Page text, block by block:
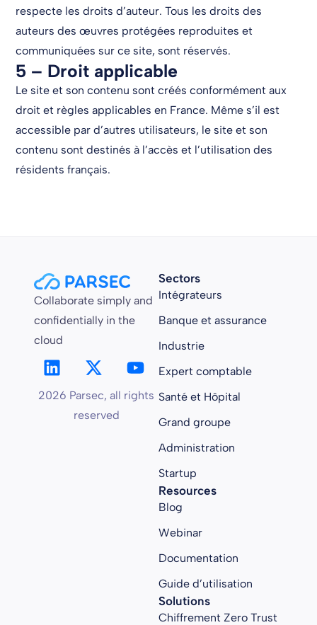
respecte les droits d’auteur. Tous les droits des
auteurs des œuvres protégées reproduites et
communiquées sur ce site, sont réservés.
5 – Droit applicable
Le site et son contenu sont créés conformément aux
droit et règles applicables en France. Même s’il est
accessible par d’autres utilisateurs, le site et son
contenu sont destinés à l’accès et l’utilisation des
résidents français.
Collaborate simply and
confidentially in the
cloud
2026 Parsec, all rights
reserved
Sectors
Intégrateurs
Banque et assurance
Industrie
Expert comptable
Santé et Hôpital
Grand groupe
Administration
Startup
Resources
Blog
Webinar
Documentation
Guide d’utilisation
Solutions
Chiffrement Zero Trust